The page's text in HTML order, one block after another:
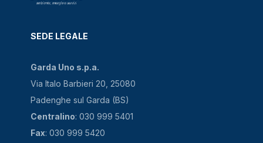
SEDE LEGALE
Garda Uno s.p.a.
Via Italo Barbieri 20, 25080
Padenghe sul Garda (BS)
Centralino: 030 999 5401
Fax: 030 999 5420